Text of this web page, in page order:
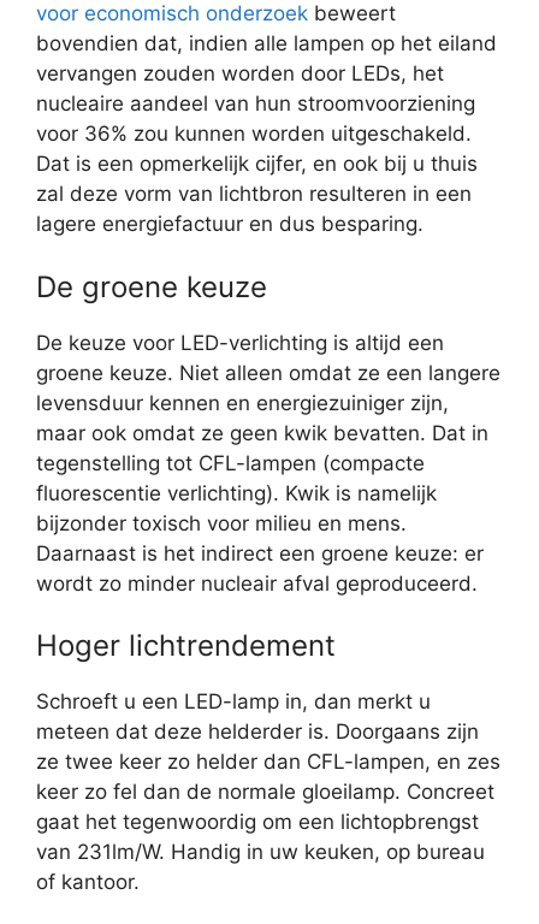
voor economisch onderzoek beweert
bovendien dat, indien alle lampen op het eiland
vervangen zouden worden door LEDs, het
nucleaire aandeel van hun stroomvoorziening
voor 36% zou kunnen worden uitgeschakeld.
Dat is een opmerkelijk cijfer, en ook bij u thuis
zal deze vorm van lichtbron resulteren in een
lagere energiefactuur en dus besparing.
De groene keuze
De keuze voor LED-verlichting is altijd een
groene keuze. Niet alleen omdat ze een langere
levensduur kennen en energiezuiniger zijn,
maar ook omdat ze geen kwik bevatten. Dat in
tegenstelling tot CFL-lampen (compacte
fluorescentie verlichting). Kwik is namelijk
bijzonder toxisch voor milieu en mens.
Daarnaast is het indirect een groene keuze: er
wordt zo minder nucleair afval geproduceerd.
Hoger lichtrendement
Schroeft u een LED-lamp in, dan merkt u
meteen dat deze helderder is. Doorgaans zijn
ze twee keer zo helder dan CFL-lampen, en zes
keer zo fel dan de normale gloeilamp. Concreet
gaat het tegenwoordig om een lichtopbrengst
van 231lm/W. Handig in uw keuken, op bureau
of kantoor.